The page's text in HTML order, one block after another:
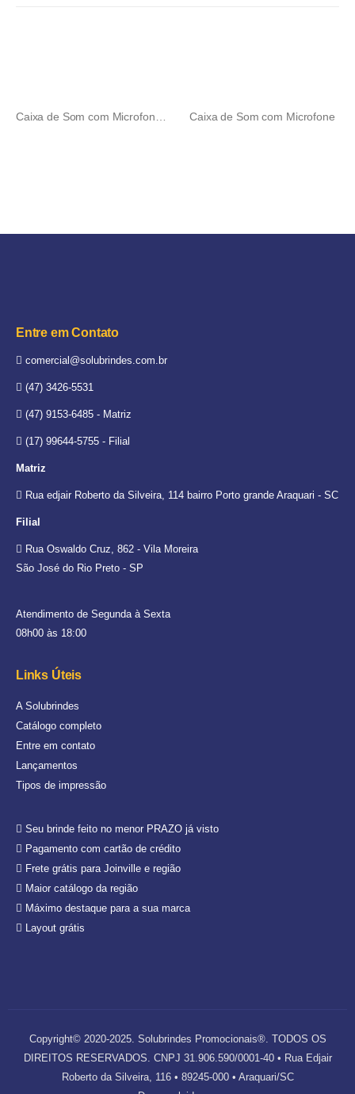
Caixa de Som com Microfone
Entre em Contato
comercial@solubrindes.com.br
(47) 3426-5531
(47) 9153-6485 - Matriz
(17) 99644-5755 - Filial
Matriz
Rua edjair Roberto da Silveira, 114 bairro Porto grande Araquari - SC
Filial
Rua Oswaldo Cruz, 862 - Vila Moreira
São José do Rio Preto - SP
Atendimento de Segunda à Sexta
08h00 às 18:00
Links Úteis
A Solubrindes
Catálogo completo
Entre em contato
Lançamentos
Tipos de impressão
Seu brinde feito no menor PRAZO já visto
Pagamento com cartão de crédito
Frete grátis para Joinville e região
Maior catálogo da região
Máximo destaque para a sua marca
Layout grátis
Copyright© 2020-2025. Solubrindes Promocionais®. TODOS OS
DIREITOS RESERVADOS. CNPJ 31.906.590/0001-40 • Rua Edjair
Roberto da Silveira, 116 • 89245-000 • Araquari/SC